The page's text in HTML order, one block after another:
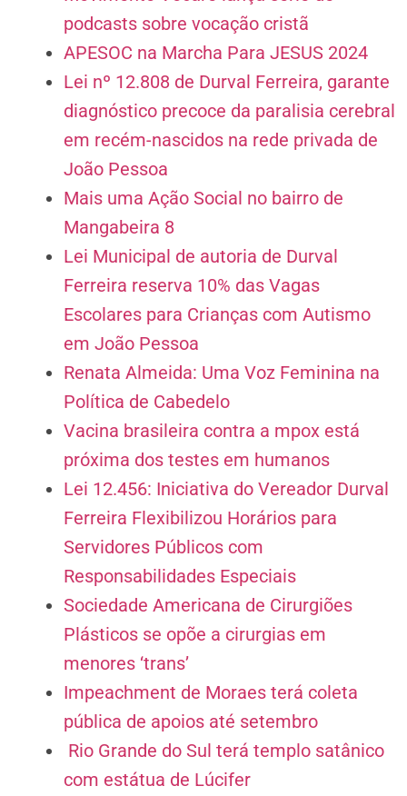
podcasts sobre vocação cristã
APESOC na Marcha Para JESUS 2024
Lei nº 12.808 de Durval Ferreira, garante
diagnóstico precoce da paralisia cerebral
em recém-nascidos na rede privada de
João Pessoa
Mais uma Ação Social no bairro de
Mangabeira 8
Lei Municipal de autoria de Durval
Ferreira reserva 10% das Vagas
Escolares para Crianças com Autismo
em João Pessoa
Renata Almeida: Uma Voz Feminina na
Política de Cabedelo
Vacina brasileira contra a mpox está
próxima dos testes em humanos
Lei 12.456: Iniciativa do Vereador Durval
Ferreira Flexibilizou Horários para
Servidores Públicos com
Responsabilidades Especiais
Sociedade Americana de Cirurgiões
Plásticos se opõe a cirurgias em
menores ‘trans’
Impeachment de Moraes terá coleta
pública de apoios até setembro
Rio Grande do Sul terá templo satânico
com estátua de Lúcifer